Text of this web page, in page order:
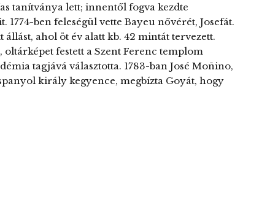
tanítványa lett; innentől fogva kezdte
ben feleségül vette Bayeu nővérét, Josefát.
ahol öt év alatt kb. 42 mintát tervezett.
festett a Szent Ferenc templom
tagjává választotta. 1783-ban José Moñino,
király kegyence, megbízta Goyát, hogy